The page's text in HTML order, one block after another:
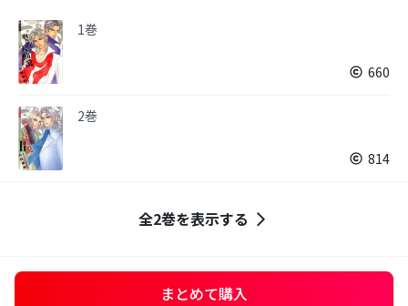
1巻
660
2巻
814
全2巻を表示する
まとめて購入